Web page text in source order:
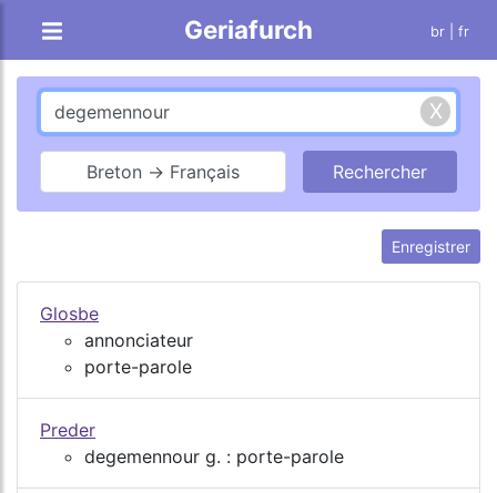
Geriafurch br | fr
Breton → Français
Enregistrer
Glosbe
annonciateur
porte-parole
Preder
degemennour g. : porte-parole